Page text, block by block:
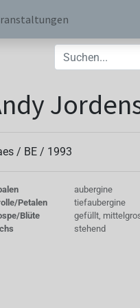
/ BE / 1993
aubergine
Petalen
tiefaubergine
Blüte
gefüllt,
stehend